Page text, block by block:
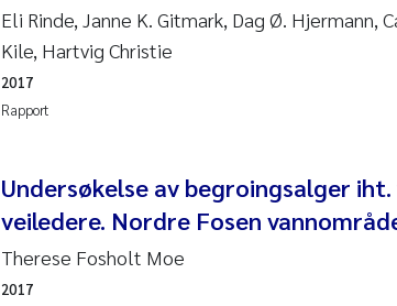
Kathrine Ivsett Johnsen
Juan Carlos Farias Pardo
Chiara Consolaro
Eli Rinde, Janne K. Gitmark, Dag Ø. Hjermann,
Kile, Hartvig Christie
Rapport
2017
Undersøkelse av begroingsalger
veiledere. Nordre Fosen
Therese Fosholt Moe
2017